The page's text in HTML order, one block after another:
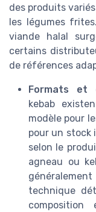
des produits
les légumes
viande halal
certains
de références
Formats et
kebab
modèle pour
pour un stock
selon le
agneau ou
technique